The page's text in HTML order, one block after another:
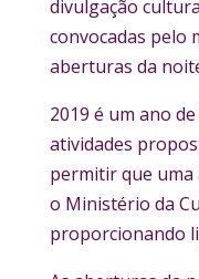
divulgação
convocadas pelo
aberturas da
2019 é um ano
atividades
permitir que uma
o Ministério da
proporcionando